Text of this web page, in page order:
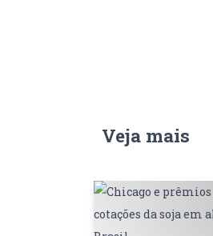
Veja mais